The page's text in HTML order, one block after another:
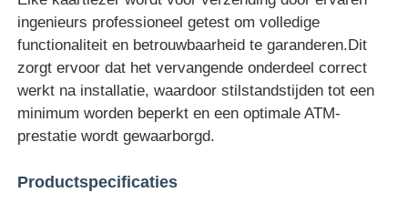
Over ons
Fabrieksreis
ingenieurs professioneel getest om volledige
functionaliteit en betrouwbaarheid te garanderen.Dit
zorgt ervoor dat het vervangende onderdeel correct
werkt na installatie, waardoor stilstandstijden tot een
minimum worden beperkt en een optimale ATM-
prestatie wordt gewaarborgd.
Productspecificaties